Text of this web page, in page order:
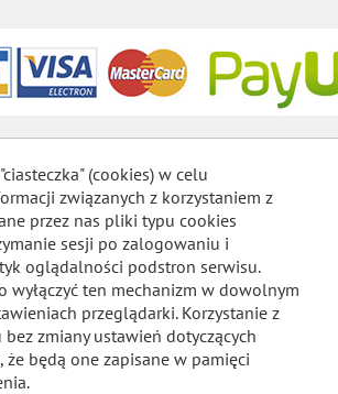
(cookies) w celu
związanych z korzystaniem z
przez nas pliki typu cookies
sesji po zalogowaniu i
oglądalności podstron serwisu.
wyłączyć ten mechanizm w dowolnym
przeglądarki. Korzystanie z
bez zmiany ustawień dotyczących
że będą one zapisane w pamięci